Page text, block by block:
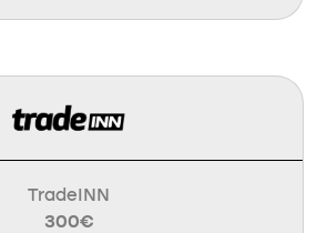
TradeINN
300€